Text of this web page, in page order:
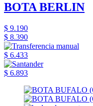
BOTA BERLIN
$ 9.190
$ 8.390
$ 6.433
$ 6.893